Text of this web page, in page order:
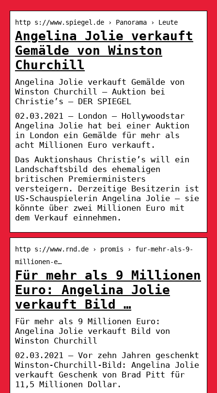
http s://www.spiegel.de › Panorama › Leute
Angelina Jolie verkauft
Gemälde von Winston
Churchill
Angelina Jolie verkauft Gemälde von
Winston Churchill – Auktion bei
Christie’s – DER SPIEGEL
02.03.2021 — London – Hollywoodstar
Angelina Jolie hat bei einer Auktion
in London ein Gemälde für mehr als
acht Millionen Euro verkauft.
Das Auktionshaus Christie’s will ein
Landschaftsbild des ehemaligen
britischen Premierministers
versteigern. Derzeitige Besitzerin ist
US-Schauspielerin Angelina Jolie – sie
könnte über zwei Millionen Euro mit
dem Verkauf einnehmen.
http s://www.rnd.de › promis › fur-mehr-als-9-
millionen-e…
Für mehr als 9 Millionen
Euro: Angelina Jolie
verkauft Bild …
Für mehr als 9 Millionen Euro:
Angelina Jolie verkauft Bild von
Winston Churchill
02.03.2021 — Vor zehn Jahren geschenkt
Winston-Churchill-Bild: Angelina Jolie
verkauft Geschenk von Brad Pitt für
11,5 Millionen Dollar.